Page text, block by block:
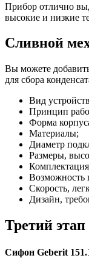
Прибор отлично
высокие и низкие
Сливной
Вы можете
для сбора
Вид
Принцип
Форма
Материалы;
Диаметр
Размеры,
Возможность
Скорость,
Дизайн,
Третий
Сифон Geberit